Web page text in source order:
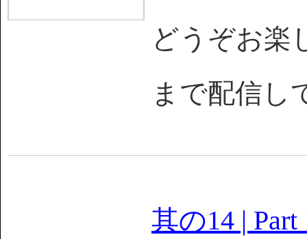
どうぞお楽
まで配信
其の14 | Part